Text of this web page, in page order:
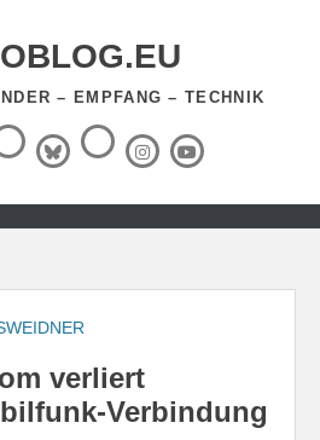
– EMPFANG – TECHNIK
ThreadsBlueSky
RSS-
Feed InstagramYouTube
verliert
Verbindung